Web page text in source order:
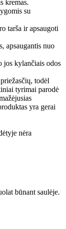
kremas.
su
tarša ir apsaugoti
apsaugantis nuo
jos kylančiais odos
todėl
tyrimai parodė
yra gerai
nėra
būnant saulėje.